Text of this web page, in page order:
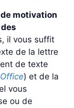
motivation
il vous suffit
de la lettre
de texte
) et de la
vous
ou de